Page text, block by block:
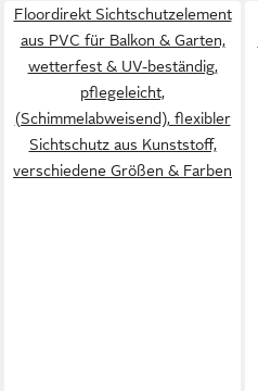
Floordirekt Sichtschutzelement
aus PVC für Balkon & Garten,
wetterfest & UV-beständig,
pflegeleicht,
(Schimmelabweisend), flexibler
Sichtschutz aus Kunststoff,
verschiedene Größen & Farben